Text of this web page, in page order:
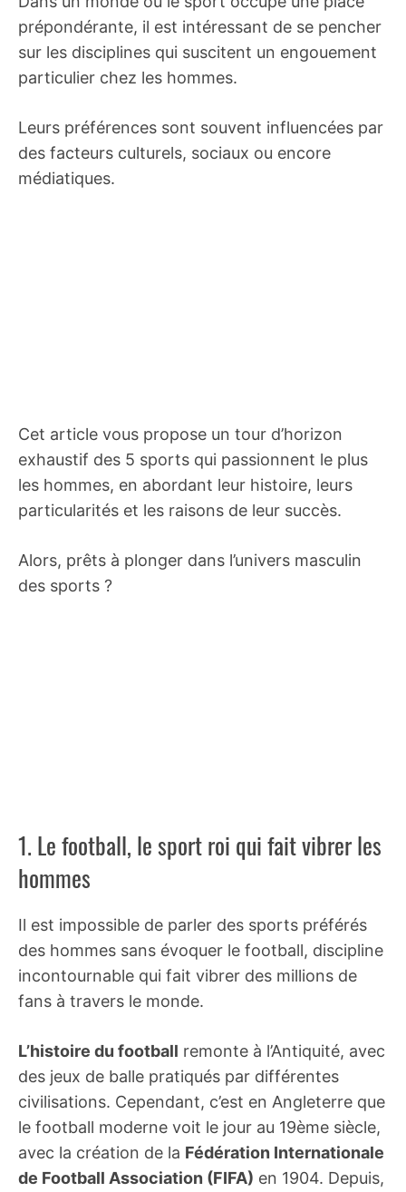
prépondérante, il est intéressant de se pencher
sur les disciplines qui suscitent un engouement
particulier chez les hommes.
Leurs préférences sont souvent influencées par
des facteurs culturels, sociaux ou encore
médiatiques.
Cet article vous propose un tour d’horizon
exhaustif des 5 sports qui passionnent le plus
les hommes, en abordant leur histoire, leurs
particularités et les raisons de leur succès.
Alors, prêts à plonger dans l’univers masculin
des sports ?
1. Le football, le sport roi qui fait vibrer les
hommes
Il est impossible de parler des sports préférés
des hommes sans évoquer le football, discipline
incontournable qui fait vibrer des millions de
fans à travers le monde.
L’histoire du football remonte à l’Antiquité, avec
des jeux de balle pratiqués par différentes
civilisations. Cependant, c’est en Angleterre que
le football moderne voit le jour au 19ème siècle,
avec la création de la Fédération Internationale
de Football Association (FIFA) en 1904. Depuis,